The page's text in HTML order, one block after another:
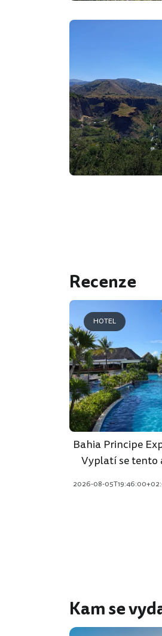
Recenze
HOTEL
Bahia Principe
Vyplatí se tento
resort v
2026-08-
Kam se